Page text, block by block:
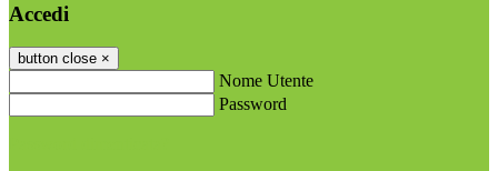
Accedi
button close ×
Nome Utente
Password